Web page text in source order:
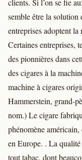
clients. Si l’on se fie
semble être la solution
entreprises adoptent
Certaines entreprises,
des pionnières dans
des cigares à la
machine à cigares
Hammerstein, grand-
nom.) Le cigare
phénomène
en Europe. . La qualité
tout tabac, dont